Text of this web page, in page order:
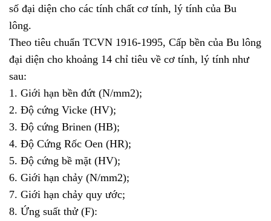
số đại diện cho các tính chất cơ tính, lý tính của Bu
lông.
Theo tiêu chuẩn TCVN 1916-1995, Cấp bền của Bu lông
đại diện cho khoảng 14 chỉ tiêu về cơ tính, lý tính như
sau:
1. Giới hạn bền đứt (N/mm2);
2. Độ cứng Vicke (HV);
3. Độ cứng Brinen (HB);
4. Độ Cứng Rốc Oen (HR);
5. Độ cứng bề mặt (HV);
6. Giới hạn chảy (N/mm2);
7. Giới hạn chảy quy ước;
8. Ứng suất thử (F):